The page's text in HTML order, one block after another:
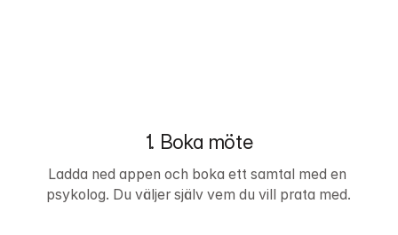
1. Boka möte
Ladda ned appen och boka ett samtal med en
psykolog. Du väljer själv vem du vill prata med.